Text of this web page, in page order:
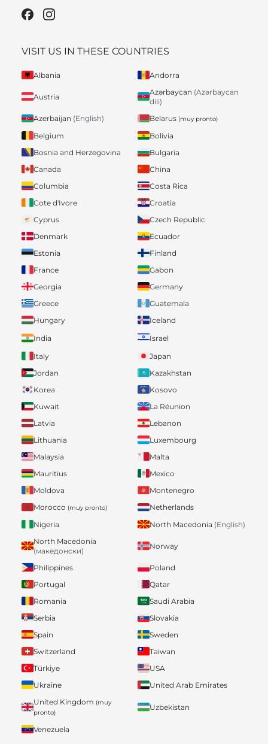
VISIT US IN THESE COUNTRIES
Albania Andorra
Austria
Azərbaycan (Azərbaycan
dili)
Azerbaijan (English) Belarus (muy pronto)
Belgium
Bolivia
Bosnia and Herzegovina
Bulgaria
Canada
China
Columbia
Costa Rica
Cote d'Ivore
Croatia
Cyprus
Czech Republic
Denmark
Ecuador
Estonia
Finland
France
Gabon
Georgia
Germany
Greece
Guatemala
Hungary
Iceland
India
Israel
Italy
Japan
Jordan
Kazakhstan
Korea
Kosovo
Kuwait
La Réunion
Latvia
Lebanon
Lithuania
Luxembourg
Malaysia
Malta
Mauritius
Mexico
Moldova
Montenegro
Morocco (muy pronto)
Netherlands
Nigeria
North Macedonia (English)
North Macedonia
(македонски)
Norway
Philippines
Poland
Portugal
Qatar
Romania
Saudi Arabia
Serbia
Slovakia
Spain
Sweden
Switzerland
Taiwan
Türkiye
USA
Ukraine
United Arab Emirates
United Kingdom (muy
pronto)
Uzbekistan
Venezuela